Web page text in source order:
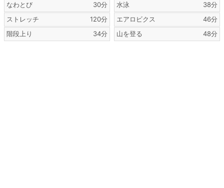
なわとび
30分
ストレッチ
120分
階段上り
34分
水泳
38分
エアロビクス
46分
山を登る
48分